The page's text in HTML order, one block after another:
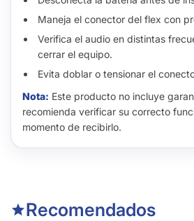
Maneja el conector del flex con
Verifica el audio en distintas
cerrar el equipo.
Evita doblar o tensionar el
Nota: Este producto no incluye
recomienda verificar su correcto
momento de recibirlo.
Recomendados